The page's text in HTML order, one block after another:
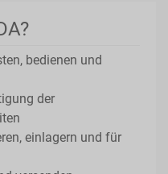
bedienen und
der
einlagern und für